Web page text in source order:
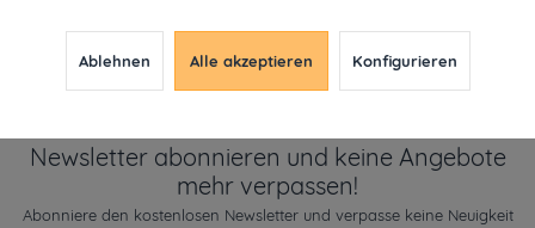
Newsletter abonnieren und keine Angebote
mehr verpassen!
Abonniere den kostenlosen Newsletter und verpasse keine Neuigkeit
Ablehnen Alle akzeptieren Konfigurieren